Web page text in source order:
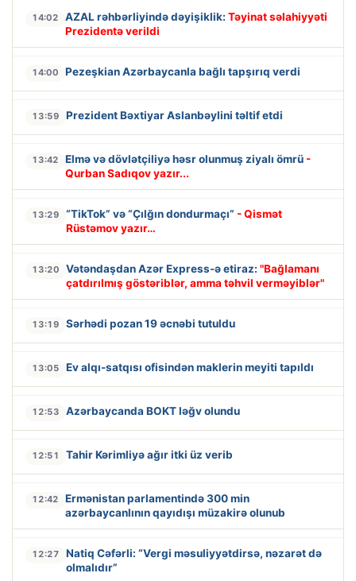
14:02 AZAL rəhbərliyində dəyişiklik: Təyinat səlahiyyəti
Prezidentə verildi
14:00 Pezeşkian Azərbaycanla bağlı tapşırıq verdi
13:59 Prezident Bəxtiyar Aslanbəylini təltif etdi
13:42 Elmə və dövlətçiliyə həsr olunmuş ziyalı ömrü -
Qurban Sadıqov yazır...
13:29 “TikTok” və “Çılğın dondurmaçı” - Qismət
Rüstəmov yazır…
13:20 Vətəndaşdan Azər Express-ə etiraz: "Bağlamanı
çatdırılmış göstəriblər, amma təhvil verməyiblər"
13:19 Sərhədi pozan 19 əcnəbi tutuldu
13:05 Ev alqı-satqısı ofisindən maklerin meyiti tapıldı
12:53 Azərbaycanda BOKT ləğv olundu
12:51 Tahir Kərimliyə ağır itki üz verib
12:42
Ermənistan parlamentində 300 min
azərbaycanlının qayıdışı müzakirə olunub
12:27
Natiq Cəfərli: “Vergi məsuliyyətdirsə, nəzarət də
olmalıdır”